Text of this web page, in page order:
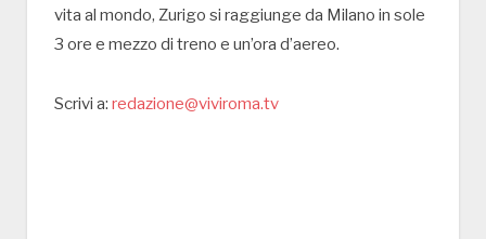
vita al mondo, Zurigo si raggiunge da Milano in sole
3 ore e mezzo di treno e un’ora d’aereo.
Scrivi a: redazione@viviroma.tv